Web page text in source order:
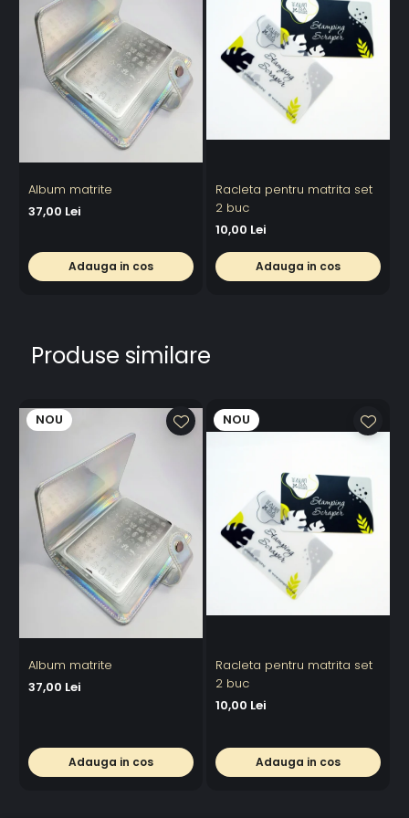
Album matrite
37,00 Lei
Adauga in cos
Racleta pentru matrita set
2 buc
10,00 Lei
Adauga in cos
Produse similare
NOU
Album matrite
37,00 Lei
Adauga in cos
NOU
Racleta pentru matrita set
2 buc
10,00 Lei
Adauga in cos